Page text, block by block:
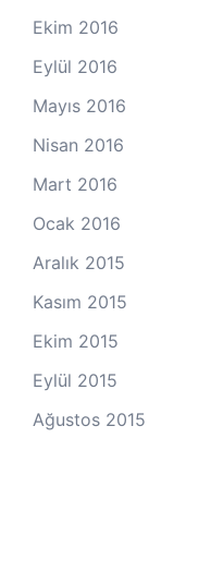
Ekim 2016
Eylül 2016
Mayıs 2016
Nisan 2016
Mart 2016
Ocak 2016
Aralık 2015
Kasım 2015
Ekim 2015
Eylül 2015
Ağustos 2015